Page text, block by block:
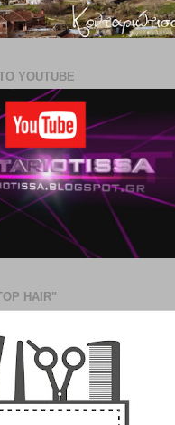
YOUTUBE
HAIR"